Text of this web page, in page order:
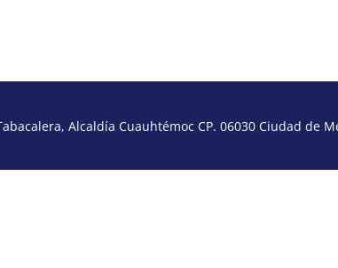
Alcaldía Cuauhtémoc CP. 06030 Ciudad de